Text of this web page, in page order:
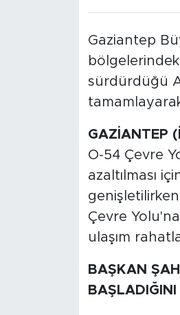
Gaziantep
sürdürdüğü
GAZİANTEP
O-54 Çevre
azaltılması
Çevre
ulaşım
BAŞKAN
BAŞLADIĞINI